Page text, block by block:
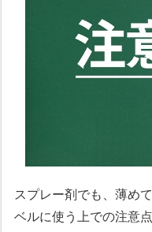
スプレー剤でも、薄め
ベルに使う上での注意